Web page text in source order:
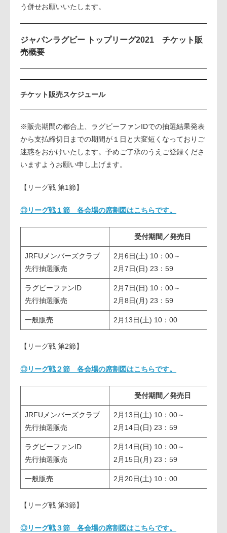
う併せお願いいたします。
ジャパンラグビー トップリーグ2021 チケット販
売概要
チケット販売スケジュール
※販売期間の都合上、ラグビーファンIDでの抽選結果発表
から支払締切日までの期間が１日と大変短くなっておりご
迷惑をおかけいたします。予めご了承のうえご登録くださ
いますようお願い申し上げます。
【リーグ戦 第1節】
◎リーグ戦１節 各会場の席割図はこちらです。
受付期間／発売日
JRFUメンバーズクラブ
先行抽選販売
2月6日(土) 10：00～
2月7日(日) 23：59
ラグビーファンID
先行抽選販売
2月7日(日) 10：00～
2月8日(月) 23：59
一般販売 2月13日(土) 10：00
【リーグ戦 第2節】
◎リーグ戦２節 各会場の席割図はこちらです。
受付期間／発売日
JRFUメンバーズクラブ
先行抽選販売
2月13日(土) 10：00～
2月14日(日) 23：59
ラグビーファンID
先行抽選販売
2月14日(日) 10：00～
2月15日(月) 23：59
一般販売 2月20日(土) 10：00
【リーグ戦 第3節】
◎リーグ戦３節 各会場の席割図はこちらです。